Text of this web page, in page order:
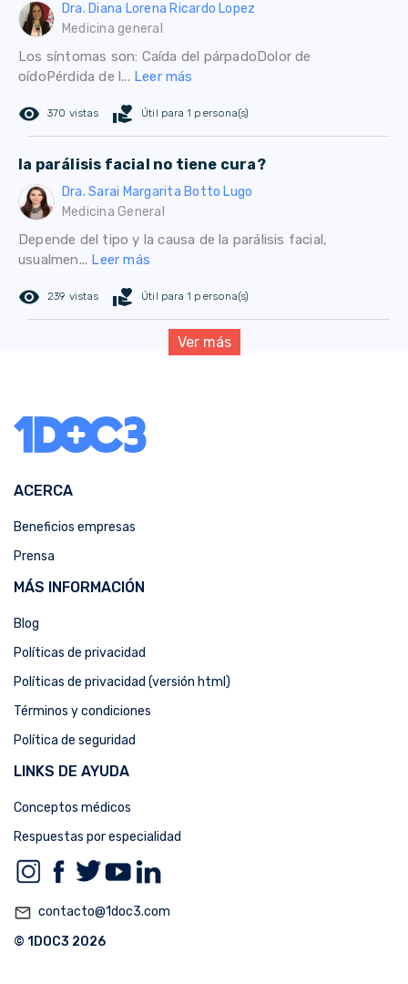
Dra. Diana Lorena Ricardo Lopez
Medicina general
Los síntomas son: Caída del párpadoDolor de
oídoPérdida de l... Leer más
remove_red_eye 370 vistas volunteer_activism Útil para 1 persona(s)
la parálisis facial no tiene cura?
Dra. Sarai Margarita Botto Lugo
Medicina General
Depende del tipo y la causa de la parálisis facial,
usualmen... Leer más
remove_red_eye 239 vistas volunteer_activism Útil para 1 persona(s)
Ver más
ACERCA
Beneficios empresas
Prensa
MÁS INFORMACIÓN
Blog
Políticas de privacidad
Políticas de privacidad (versión html)
Términos y condiciones
Política de seguridad
LINKS DE AYUDA
Conceptos médicos
Respuestas por especialidad
mail_outline contacto@1doc3.com
© 1DOC3 2026